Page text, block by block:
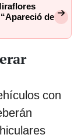
de
con